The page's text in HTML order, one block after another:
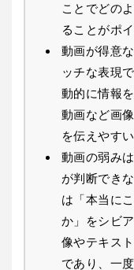
ことでどの
ることがポ
動画が得意
ッチな表現
動的に情報
動画など画
を伝えやす
動画の弱み
が判断でき
は「本当に
か」をシビ
像やテキス
であり、一